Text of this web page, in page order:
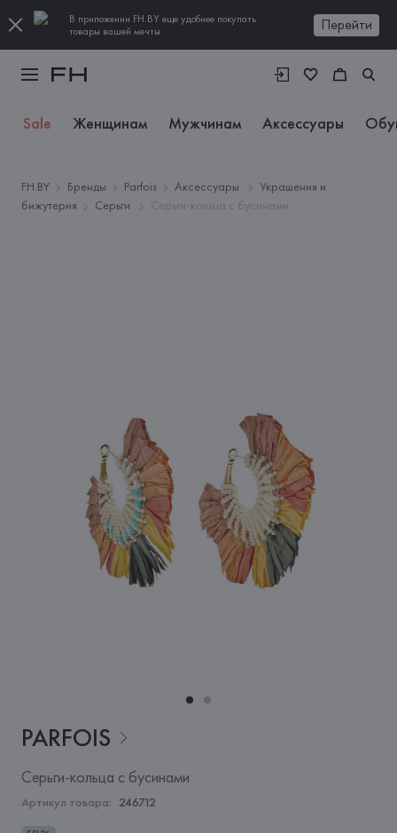
В приложении FH.BY еще удобнее покупать
товары вашей мечты
Перейти
Sale Женщинам Мужчинам Аксессуары
FH.BY Бренды Parfois Аксессуары
Украшения и
бижутерия
Серьги Серьги-кольца с бусинами
PARFOIS
Серьги-кольца с бусинами
Артикул товара: 246712